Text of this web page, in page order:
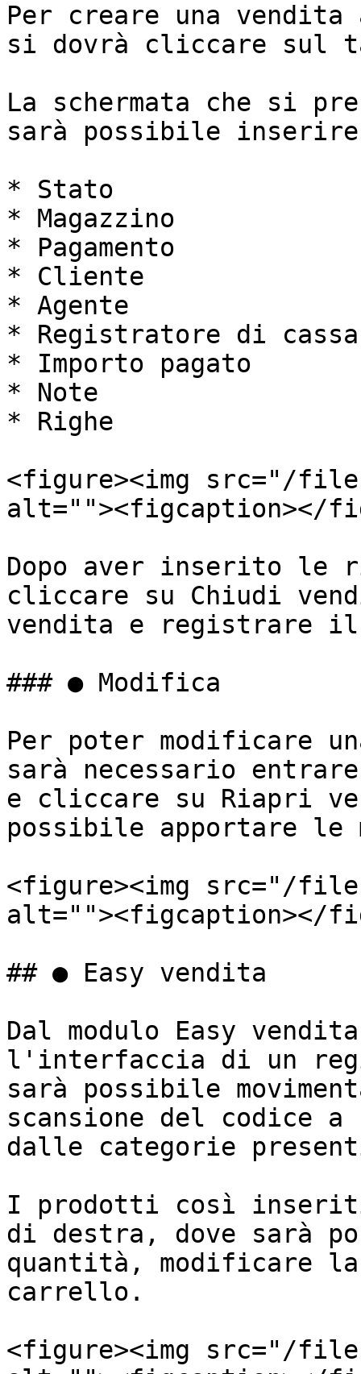
Per creare una vendita
si dovrà cliccare sul
La schermata che si
sarà possibile
* Stato
* Magazzino
* Pagamento
* Cliente
* Agente
* Registratore di cassa
* Importo pagato
* Note
* Righe
<figure><img src="/files/
alt=""><figcaption></
Dopo aver inserito le
cliccare su Chiudi
vendita e registrare il
### ● Modifica
Per poter modificare
sarà necessario
e cliccare su Riapri
possibile apportare le
<figure><img src="/
alt=""><figcaption></
## ● Easy vendita
Dal modulo Easy
l'interfaccia di un
sarà possibile
scansione del codice
dalle categorie
I prodotti così inseriti
di destra, dove sarà
quantità, modificare
carrello.
<figure><img src="/files/